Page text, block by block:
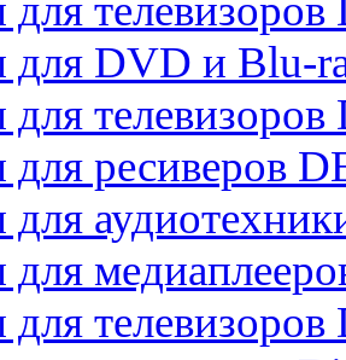
для DVD и Blu-
телевизоров
ресиверов
телевизоров